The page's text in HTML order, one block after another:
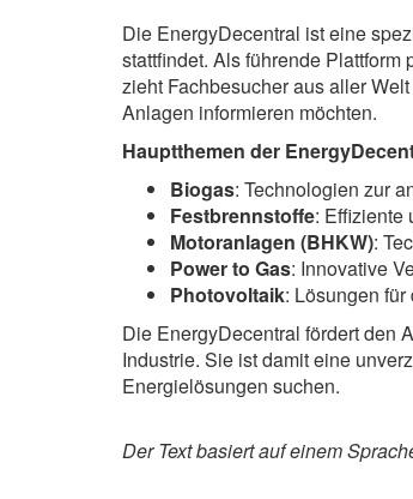
Die EnergyDecentral ist eine
stattfindet. Als führende
zieht Fachbesucher aus aller
Anlagen informieren möchten.
Hauptthemen der
Biogas: Technologien zur
Festbrennstoffe: Effiziente
Motoranlagen (BHKW):
Power to Gas: Innovative
Photovoltaik: Lösungen
Die EnergyDecentral fördert den
Industrie. Sie ist damit eine
Energielösungen suchen.
Der Text basiert auf einem